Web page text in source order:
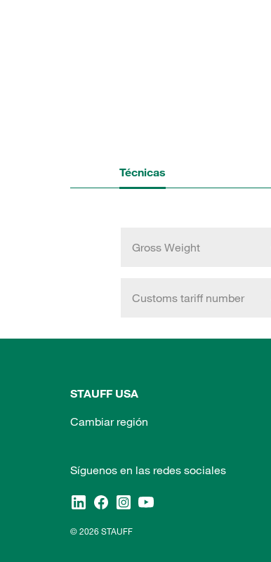
Técnicas
Gross Weight
Customs tariff number
STAUFF USA
Cambiar región
Síguenos en las redes sociales
© 2026 STAUFF